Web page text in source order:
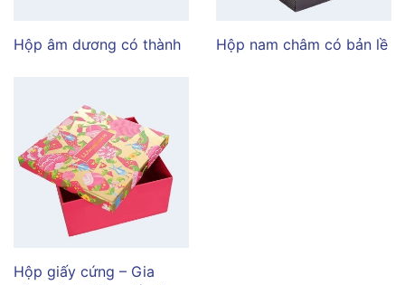
Hộp âm dương có thành Hộp nam châm có bản lề
Hộp giấy cứng – Gia